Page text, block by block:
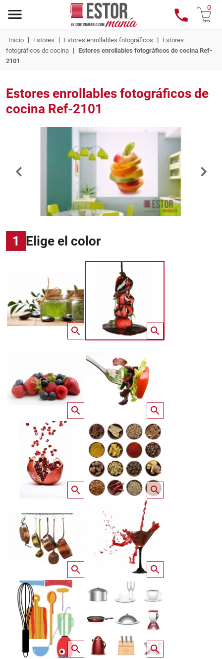
0
Inicio | Estores | Estores enrollables fotográficos | Estores
fotográficos de cocina | Estores enrollables fotográficos de cocina Ref-
2101
Estores enrollables fotográficos de
cocina Ref-2101
1 Elige el color